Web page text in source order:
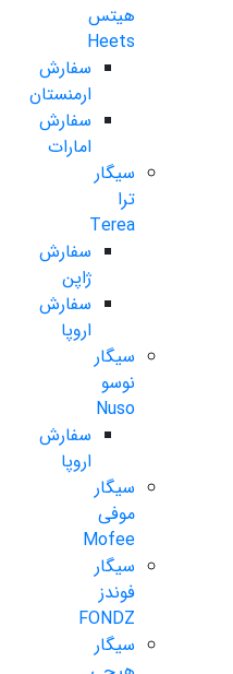
هیتس
Heets
سفارش
ارمنستان
سفارش
امارات
سیگار
ترا
Terea
سفارش
ژاپن
سفارش
اروپا
سیگار
نوسو
Nuso
سفارش
اروپا
سیگار
موفی
Mofee
سیگار
فوندز
FONDZ
سیگار